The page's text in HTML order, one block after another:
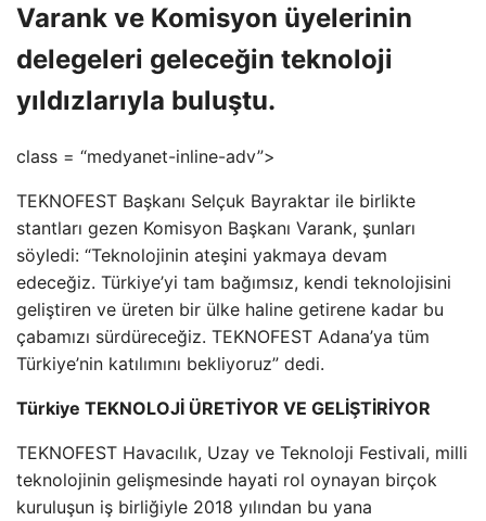
Varank ve Komisyon üyelerinin
delegeleri geleceğin teknoloji
yıldızlarıyla buluştu.
class = “medyanet-inline-adv”>
TEKNOFEST Başkanı Selçuk Bayraktar ile birlikte
stantları gezen Komisyon Başkanı Varank, şunları
söyledi: “Teknolojinin ateşini yakmaya devam
edeceğiz. Türkiye’yi tam bağımsız, kendi teknolojisini
geliştiren ve üreten bir ülke haline getirene kadar bu
çabamızı sürdüreceğiz. TEKNOFEST Adana’ya tüm
Türkiye’nin katılımını bekliyoruz” dedi.
Türkiye TEKNOLOJİ ÜRETİYOR VE GELİŞTİRİYOR
TEKNOFEST Havacılık, Uzay ve Teknoloji Festivali, milli
teknolojinin gelişmesinde hayati rol oynayan birçok
kuruluşun iş birliğiyle 2018 yılından bu yana